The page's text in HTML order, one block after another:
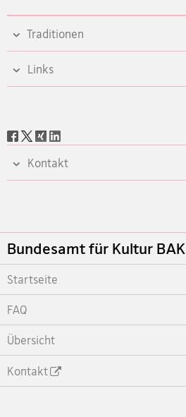
Traditionen
Links
Social
Kontakt
Footer
Bundesamt für Kultur BAK
Startseite
FAQ
Übersicht
Kontakt